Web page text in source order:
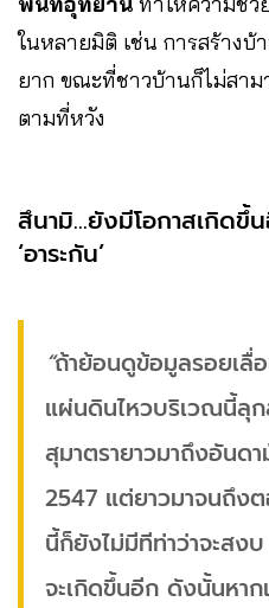
ในหลายมิติ เช่น การสร้าง
ยาก ขณะที่ชาวบ้านก็ไม่สา
ตามที่หวัง
สึนามิ…ยังมีโอกาสเกิดขึ้
‘อาระกัน’
“ถ้าย้อนดูข้อมูลรอยเลื่
แผ่นดินไหวบริเวณนี้ลุก
สุมาตรายาวมาถึงอันด
2547 แต่ยาวมาจนถึง
นี้ก็ยังไม่มีทีท่าว่าจะสง
จะเกิดขึ้นอีก ดังนั้นหา